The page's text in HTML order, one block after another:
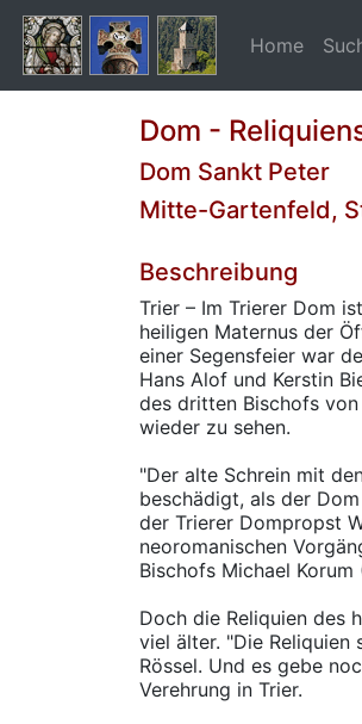
Home
Dom -
Dom Sankt Peter
Mitte-Gartenfeld,
Beschreibung
Trier – Im Trierer Dom
heiligen Maternus der
einer Segensfeier war
Hans Alof und Kerstin
des dritten Bischofs
wieder zu sehen.
"Der alte Schrein mit
beschädigt, als der
der Trierer Dompropst
neoromanischen
Bischofs Michael Korum
Doch die Reliquien des
viel älter. "Die
Rössel. Und es gebe
Verehrung in Trier.